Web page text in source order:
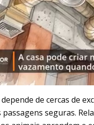
de cercas de
seguras.